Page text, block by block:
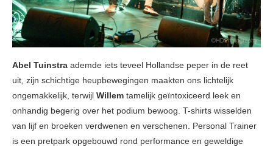
Abel Tuinstra ademde iets teveel Hollandse peper in de reet
uit, zijn schichtige heupbewegingen maakten ons lichtelijk
ongemakkelijk, terwijl Willem tamelijk geïntoxiceerd leek en
onhandig begerig over het podium bewoog. T-shirts wisselden
van lijf en broeken verdwenen en verschenen. Personal Trainer
is een pretpark opgebouwd rond performance en geweldige